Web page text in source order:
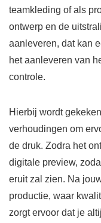
teamkleding of als
ontwerp en de
aanleveren, dat kan
het aanleveren van
controle.
Hierbij wordt
verhoudingen om
de druk. Zodra het
digitale preview,
eruit zal zien. Na
productie, waar
zorgt ervoor dat je